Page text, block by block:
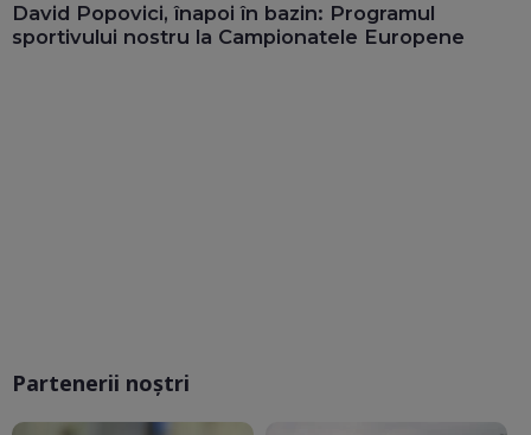
David Popovici, înapoi în bazin: Programul
sportivului nostru la Campionatele Europene
Partenerii noștri